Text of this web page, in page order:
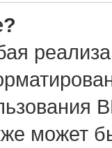
может